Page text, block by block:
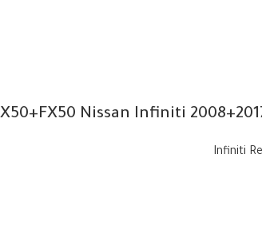
Nissan Infiniti
Infiniti